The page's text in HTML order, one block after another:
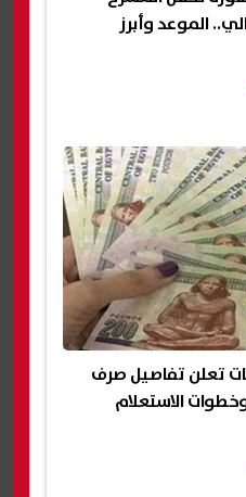
الموعد وأبرز
تعلن تفاصيل صرف
سبتمبر 2026 وخطوات الاستعلام